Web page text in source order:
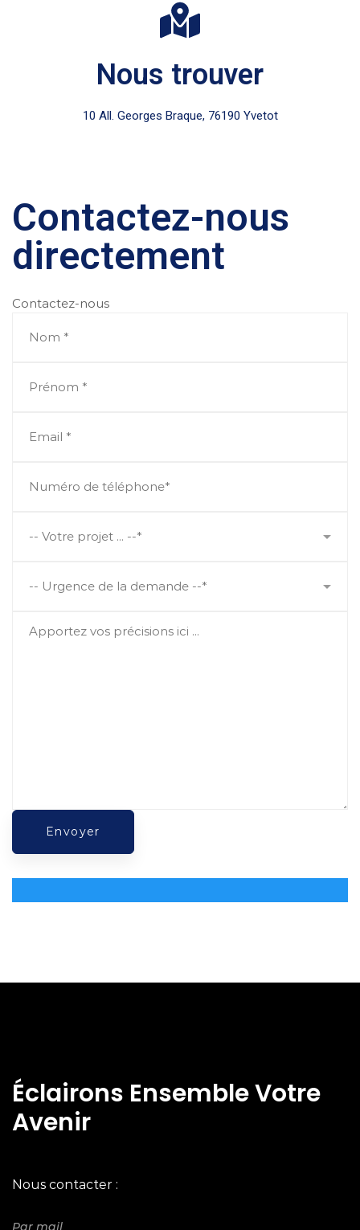
Nous trouver
10 All. Georges Braque, 76190 Yvetot
Contactez-nous
directement
Contactez-nous
Éclairons Ensemble Votre
Avenir
Nous contacter :
Par mail